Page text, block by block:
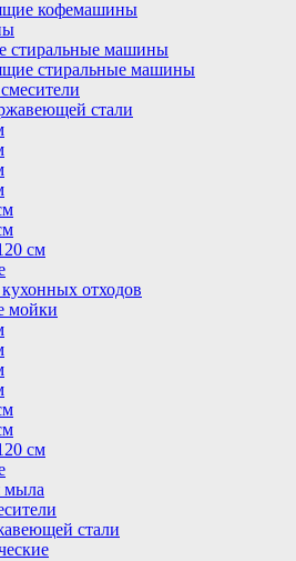
кофемашины
стиральные машины
стиральные машины
стали
см
отходов
мойки
см
мыла
стали